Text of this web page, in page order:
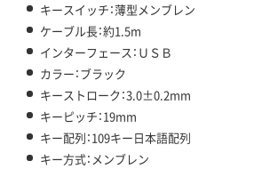
キースイッチ：薄型メンブレン
ケーブル長：約1.5m
インターフェース：ＵＳＢ
カラー：ブラック
キーストローク：3.0±0.2mm
キーピッチ：19mm
キー配列：109キー日本語配列
キー方式：メンブレン